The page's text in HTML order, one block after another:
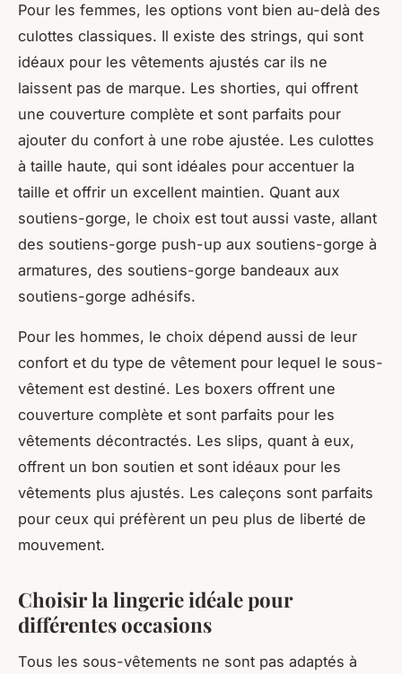
Pour les femmes, les options vont bien au-delà des
culottes classiques. Il existe des strings, qui sont
idéaux pour les vêtements ajustés car ils ne
laissent pas de marque. Les shorties, qui offrent
une couverture complète et sont parfaits pour
ajouter du confort à une robe ajustée. Les culottes
à taille haute, qui sont idéales pour accentuer la
taille et offrir un excellent maintien. Quant aux
soutiens-gorge, le choix est tout aussi vaste, allant
des soutiens-gorge push-up aux soutiens-gorge à
armatures, des soutiens-gorge bandeaux aux
soutiens-gorge adhésifs.
Pour les hommes, le choix dépend aussi de leur
confort et du type de vêtement pour lequel le sous-
vêtement est destiné. Les boxers offrent une
couverture complète et sont parfaits pour les
vêtements décontractés. Les slips, quant à eux,
offrent un bon soutien et sont idéaux pour les
vêtements plus ajustés. Les caleçons sont parfaits
pour ceux qui préfèrent un peu plus de liberté de
mouvement.
Choisir la lingerie idéale pour
différentes occasions
Tous les sous-vêtements ne sont pas adaptés à